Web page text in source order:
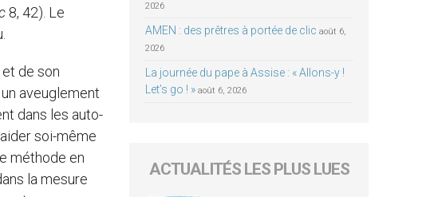
8, 42). Le
de son
aveuglement
dans les auto-
soi-même
méthode en
la mesure
2026
AMEN : des prêtres à portée de clic août 6,
2026
La journée du pape à Assise : « Allons-y !
Let’s go ! » août 6, 2026
ACTUALITÉS LES PLUS LUES